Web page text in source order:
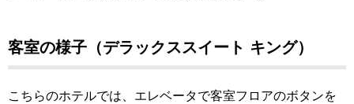
客室の様子（デラックススイート キング）
こちらのホテルでは、エレベータで客室フロアのボタンを